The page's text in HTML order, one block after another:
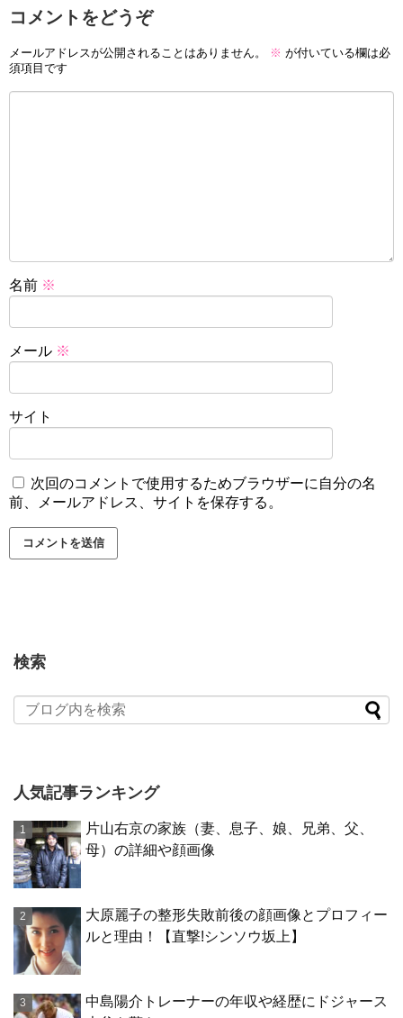
コメントをどうぞ
メールアドレスが公開されることはありません。 ※ が付いている欄は必
須項目です
名前 ※
メール ※
サイト
次回のコメントで使用するためブラウザーに自分の名
前、メールアドレス、サイトを保存する。
検索
人気記事ランキング
片山右京の家族（妻、息子、娘、兄弟、父、
母）の詳細や顔画像
大原麗子の整形失敗前後の顔画像とプロフィー
ルと理由！【直撃!シンソウ坂上】
中島陽介トレーナーの年収や経歴にドジャース